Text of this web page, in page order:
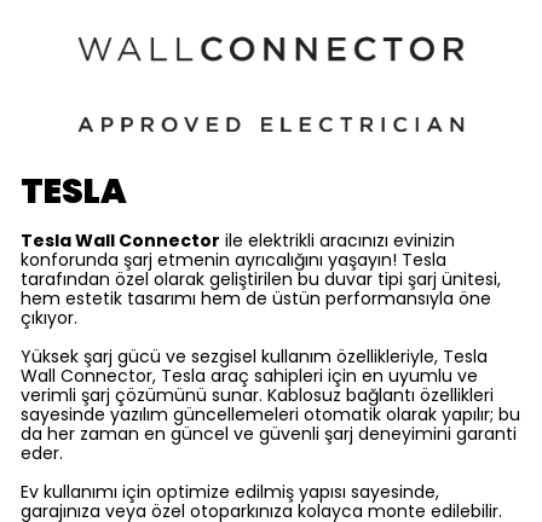
TESLA
Tesla Wall Connector ile elektrikli aracınızı evinizin
konforunda şarj etmenin ayrıcalığını yaşayın! Tesla
tarafından özel olarak geliştirilen bu duvar tipi şarj ünitesi,
hem estetik tasarımı hem de üstün performansıyla öne
çıkıyor.
Yüksek şarj gücü ve sezgisel kullanım özellikleriyle, Tesla
Wall Connector, Tesla araç sahipleri için en uyumlu ve
verimli şarj çözümünü sunar. Kablosuz bağlantı özellikleri
sayesinde yazılım güncellemeleri otomatik olarak yapılır; bu
da her zaman en güncel ve güvenli şarj deneyimini garanti
eder.
Ev kullanımı için optimize edilmiş yapısı sayesinde,
garajınıza veya özel otoparkınıza kolayca monte edilebilir.